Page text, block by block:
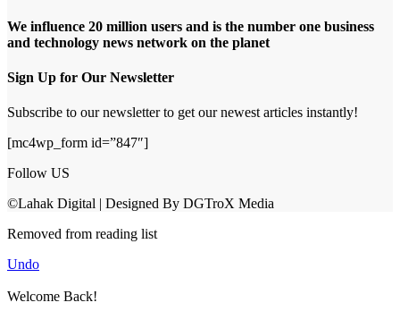
We influence 20 million users and is the number one business
and technology news network on the planet
Sign Up for Our Newsletter
Subscribe to our newsletter to get our newest articles instantly!
[mc4wp_form id=”847″]
Follow US
©Lahak Digital | Designed By DGTroX Media
Removed from reading list
Undo
Welcome Back!